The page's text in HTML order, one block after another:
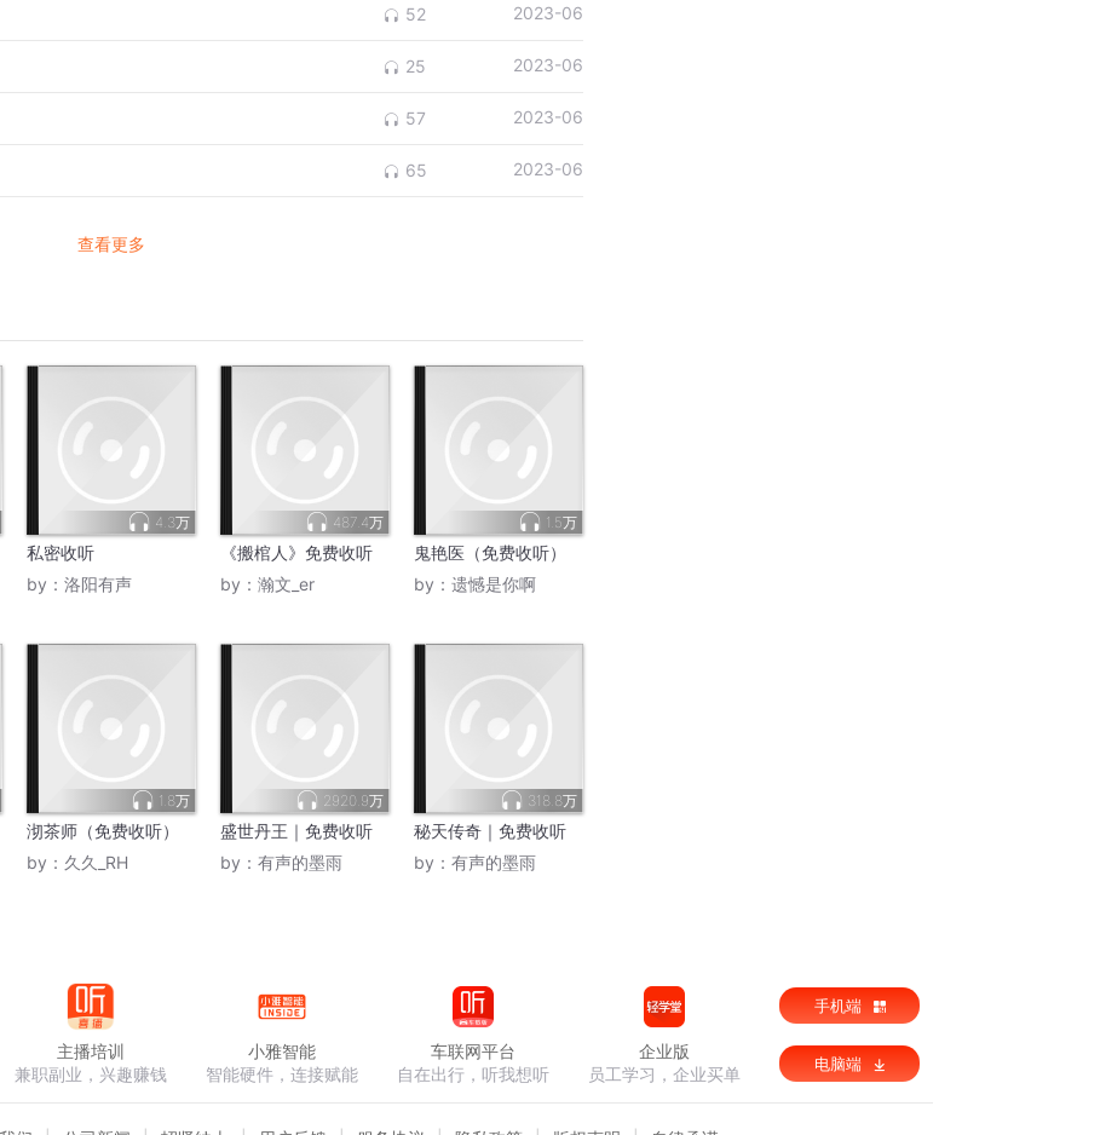
52 2023-06
25 2023-06
57 2023-06
65 2023-06
查看更多
4.3万
私密收听
by： 洛阳有声
487.4万
《搬棺人》免费收听
by： 瀚文_er
1.5万
鬼艳医（免费收听）
by： 遗憾是你啊
1.8万
沏茶师（免费收听）
by： 久久_RH
2920.9万
盛世丹王｜免费收听
by： 有声的墨雨
318.8万
秘天传奇｜免费收听
by： 有声的墨雨
主播培训
兼职副业，兴趣赚钱
小雅智能
智能硬件，连接赋能
车联网平台
自在出行，听我想听
企业版
员工学习，企业买单
手机端
电脑端